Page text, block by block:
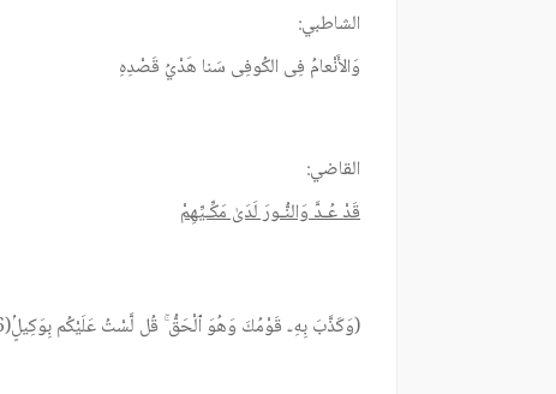
الشاطبي:
وَالأَنْعامُ فِى الكُوفِى سَنا هَدْيُ قَصْدِهِ
القاضي:
قَدْ عُـدَّ وَالنُّـورَ لَدَىٰ مَكِّـيِّهِمْ
(وَكَذَّبَ بِهِۦ قَوْمُكَ وَهُوَ ٱلْحَقُّ ۚ قُل لَّسْتُ عَلَيْكُمبِوَكِيلٍۢ(